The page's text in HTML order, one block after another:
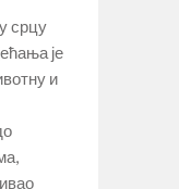
срцу
је
и